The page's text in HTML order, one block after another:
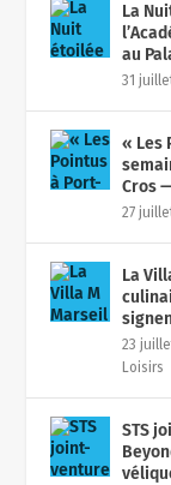
La
au
31
« Les
Cros
27
La
23
Loisirs
STS